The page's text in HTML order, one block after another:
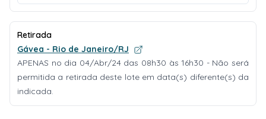
Retirada
Gávea - Rio de Janeiro/RJ
APENAS no dia 04/Abr/24 das 08h30 às 16h30 - Não será
permitida a retirada deste lote em data(s) diferente(s) da
indicada.